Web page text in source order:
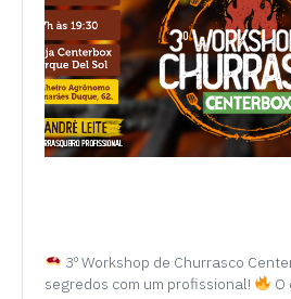
3º Workshop de Churrasco
segredos com um profissional!
O